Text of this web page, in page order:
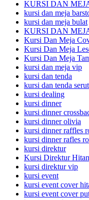
KURSI DAN
kursi dan meja
kursi dan meja bulat
KURSI DAN
Kursi Dan Meja
Kursi Dan Meja
Kursi Dan Meja
kursi dan meja vip
kursi dan tenda
kursi dan tenda serut
kursi dealing
kursi dinner
kursi dinner
kursi dinner olivia
kursi dinner raffles
kursi dinner rafles
kursi direktur
Kursi Direktur
kursi direktur vip
kursi event
kursi event cover
kursi event cover